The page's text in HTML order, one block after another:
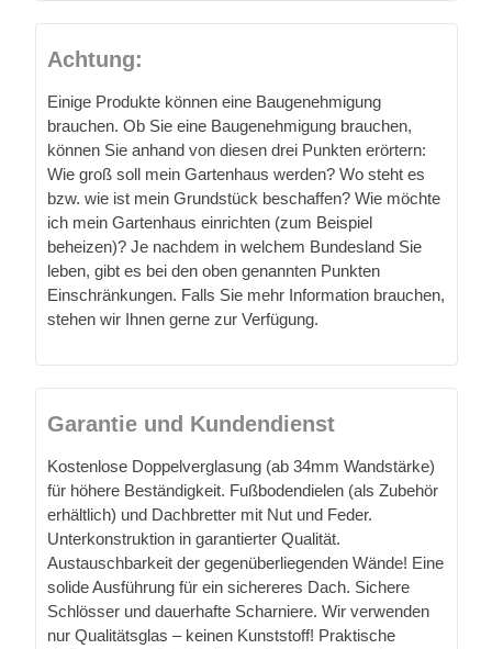
Achtung:
Einige Produkte können eine Baugenehmigung
brauchen. Ob Sie eine Baugenehmigung brauchen,
können Sie anhand von diesen drei Punkten erörtern:
Wie groß soll mein Gartenhaus werden? Wo steht es
bzw. wie ist mein Grundstück beschaffen? Wie möchte
ich mein Gartenhaus einrichten (zum Beispiel
beheizen)? Je nachdem in welchem Bundesland Sie
leben, gibt es bei den oben genannten Punkten
Einschränkungen. Falls Sie mehr Information brauchen,
stehen wir Ihnen gerne zur Verfügung.
Garantie und Kundendienst
Kostenlose Doppelverglasung (ab 34mm Wandstärke)
für höhere Beständigkeit. Fußbodendielen (als Zubehör
erhältlich) und Dachbretter mit Nut und Feder.
Unterkonstruktion in garantierter Qualität.
Austauschbarkeit der gegenüberliegenden Wände! Eine
solide Ausführung für ein sichereres Dach. Sichere
Schlösser und dauerhafte Scharniere. Wir verwenden
nur Qualitätsglas – keinen Kunststoff! Praktische